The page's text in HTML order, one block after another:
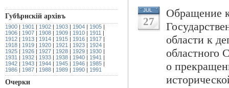
Губѣрнскiй архiвъ
1900 | 1901 | 1902 | 1903 | 1904 | 1905 |
1906 | 1907 | 1908 | 1909 | 1910 | 1911 |
1912 | 1913 | 1914 | 1915 | 1916 | 1917 |
1918 | 1919 | 1920 | 1921 | 1923 | 1924 |
1925 | 1926 | 1927 | 1928 | 1929 | 1930 |
1931 | 1932 | 1933 | 1938 | 1940 | 1941 |
1942 | 1943 | 1944 | 1945 | 1946 | 1985 |
1986 | 1987 | 1988 | 1989 | 1990 | 1991
Очерки
JUL
27
Обращение
области к
областного
о